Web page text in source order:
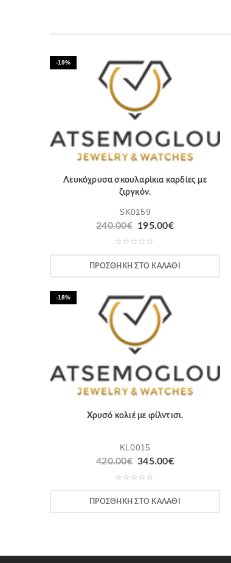
-19%
Λευκόχρυσα σκουλαρίκια καρδίες με
ζιργκόν.
SK0159
240.00€ 195.00€
ΠΡΟΣΘΉΚΗ ΣΤΟ ΚΑΛΆΘΙ
-18%
Χρυσό κολιέ με φίλντισι.
KL0015
420.00€ 345.00€
ΠΡΟΣΘΉΚΗ ΣΤΟ ΚΑΛΆΘΙ